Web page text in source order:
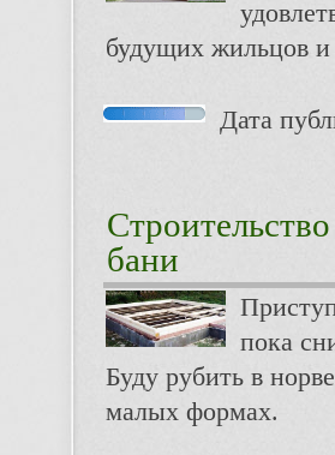
будущих жильцов
Дата
Строительство
бани
пока
Буду рубить в
малых формах.